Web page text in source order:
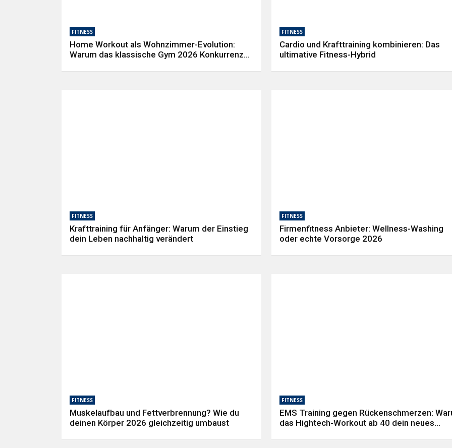
FITNESS
Home Workout als Wohnzimmer-Evolution:
Warum das klassische Gym 2026 Konkurrenz
FITNESS
Cardio und Krafttraining kombinieren: Das
ultimative Fitness-Hybrid
FITNESS
Krafttraining für Anfänger: Warum der Einstieg
dein Leben nachhaltig verändert
FITNESS
Firmenfitness Anbieter: Wellness-Washing
oder echte Vorsorge 2026
FITNESS
Muskelaufbau und Fettverbrennung? Wie du
deinen Körper 2026 gleichzeitig umbaust
FITNESS
EMS Training gegen Rückenschmerzen:
das Hightech-Workout ab 40 dein neues